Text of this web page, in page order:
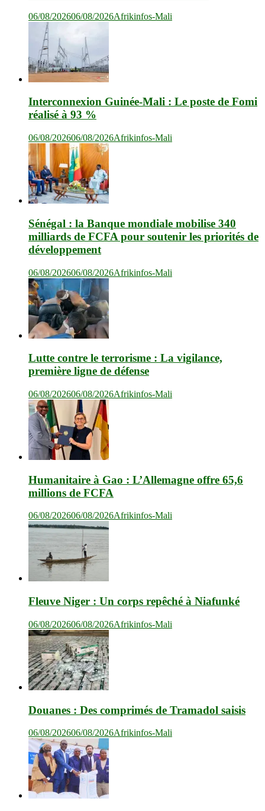
06/08/202606/08/2026Afrikinfos-Mali
Interconnexion Guinée-Mali : Le poste de Fomi
réalisé à 93 %
06/08/202606/08/2026Afrikinfos-Mali
Sénégal : la Banque mondiale mobilise 340
milliards de FCFA pour soutenir les priorités de
développement
06/08/202606/08/2026Afrikinfos-Mali
Lutte contre le terrorisme : La vigilance,
première ligne de défense
06/08/202606/08/2026Afrikinfos-Mali
Humanitaire à Gao : L’Allemagne offre 65,6
millions de FCFA
06/08/202606/08/2026Afrikinfos-Mali
Fleuve Niger : Un corps repêché à Niafunké
06/08/202606/08/2026Afrikinfos-Mali
Douanes : Des comprimés de Tramadol saisis
06/08/202606/08/2026Afrikinfos-Mali